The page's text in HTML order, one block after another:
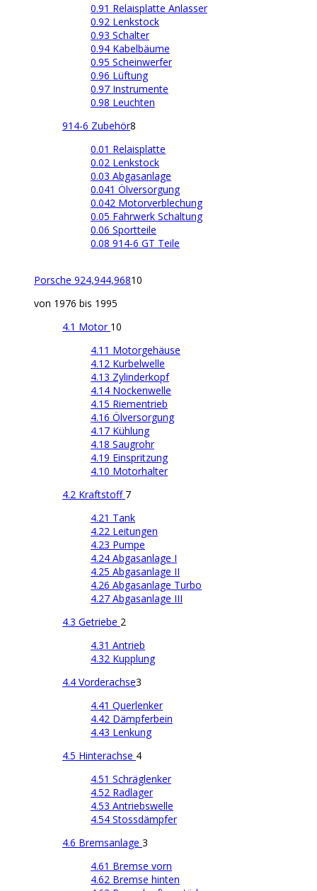
0.91 Relaisplatte Anlasser
0.92 Lenkstock
0.93 Schalter
0.94 Kabelbäume
0.95 Scheinwerfer
0.96 Lüftung
0.97 Instrumente
0.98 Leuchten
914-6 Zubehör8
0.01 Relaisplatte
0.02 Lenkstock
0.03 Abgasanlage
0.041 Ölversorgung
0.042 Motorverblechung
0.05 Fahrwerk Schaltung
0.06 Sportteile
0.08 914-6 GT Teile
Porsche 924,944,96810
von 1976 bis 1995
4.1 Motor 10
4.11 Motorgehäuse
4.12 Kurbelwelle
4.13 Zylinderkopf
4.14 Nockenwelle
4.15 Riementrieb
4.16 Ölversorgung
4.17 Kühlung
4.18 Saugrohr
4.19 Einspritzung
4.10 Motorhalter
4.2 Kraftstoff 7
4.21 Tank
4.22 Leitungen
4.23 Pumpe
4.24 Abgasanlage I
4.25 Abgasanlage II
4.26 Abgasanlage Turbo
4.27 Abgasanlage III
4.3 Getriebe 2
4.31 Antrieb
4.32 Kupplung
4.4 Vorderachse3
4.41 Querlenker
4.42 Dämpferbein
4.43 Lenkung
4.5 Hinterachse 4
4.51 Schräglenker
4.52 Radlager
4.53 Antriebswelle
4.54 Stossdämpfer
4.6 Bremsanlage 3
4.61 Bremse vorn
4.62 Bremse hinten